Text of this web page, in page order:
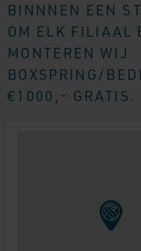
BINNNEN EEN
OM ELK FILIAAL
MONTEREN WIJ
BOXSPRING/
€1000,- GRATIS.